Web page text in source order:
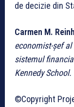
de decizie din
Carmen M.
economist-șef
sistemul
Kennedy School.
©Copyright